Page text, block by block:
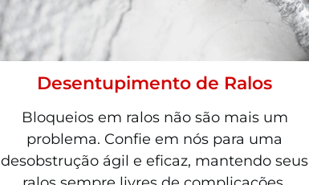
Desentupimento de Ralos
Bloqueios em ralos não são mais um
problema. Confie em nós para uma
desobstrução ágil e eficaz, mantendo seus